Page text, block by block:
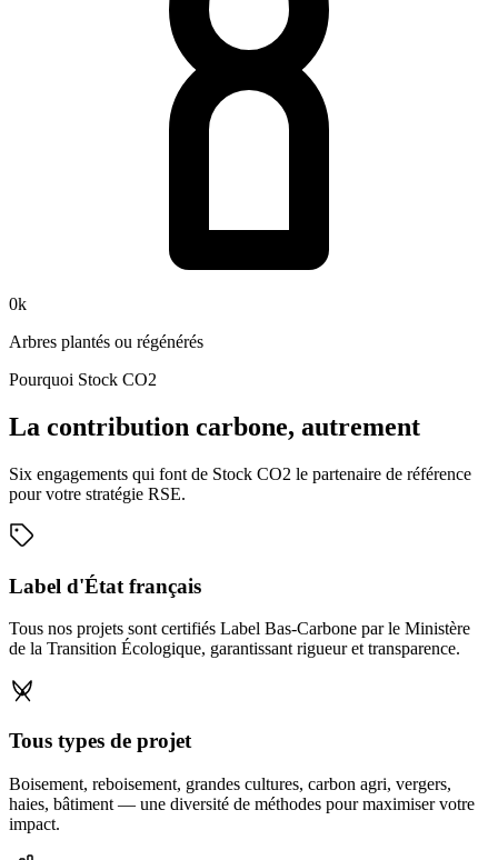
0k
Arbres plantés ou régénérés
Pourquoi Stock CO2
La contribution carbone, autrement
Six engagements qui font de Stock CO2 le partenaire de référence
pour votre stratégie RSE.
Label d'État français
Tous nos projets sont certifiés Label Bas-Carbone par le Ministère
de la Transition Écologique, garantissant rigueur et transparence.
Tous types de projet
Boisement, reboisement, grandes cultures, carbon agri, vergers,
haies, bâtiment — une diversité de méthodes pour maximiser votre
impact.